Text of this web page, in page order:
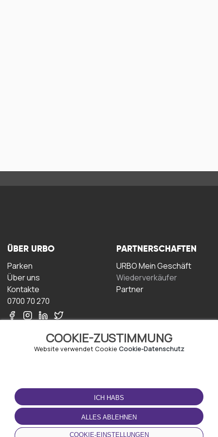
COOKIE-ZUSTIMMUNG
Website verwendet Cookie Cookie-Datenschutz
ICH HABS
ALLES ABLEHNEN
COOKIE-EINSTELLUNGEN
ÜBER URBO
Parken
Über uns
Kontakte
0700 70 270
PARTNERSCHAFTEN
URBO Mein Geschäft
Wiederverkäufer
Partner
NUTZUNGSBEDINGUNGEN
Geschäftsbedingungen
Datenschutz-
Bestimmungen
Cookie-Richtlinie
LADEN SIE DIE APP
HERUNTER